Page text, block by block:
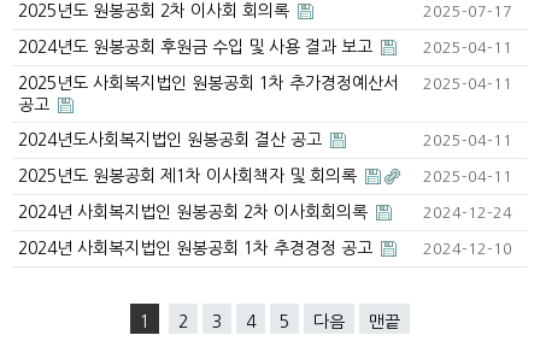
2025년도 원봉공회 2차 이사회 회의록 2025-07-17
2024년도 원봉공회 후원금 수입 및 사용 결과 보고 2025-04-11
2025년도 사회복지법인 원봉공회 1차 추가경정예산서
공고
2025-04-11
2024년도사회복지법인 원봉공회 결산 공고 2025-04-11
2025년도 원봉공회 제1차 이사회책자 및 회의록 2025-04-11
2024년 사회복지법인 원봉공회 2차 이사회회의록 2024-12-24
2024년 사회복지법인 원봉공회 1차 추경경정 공고 2024-12-10
1 2 3 4 5 다음 맨끝